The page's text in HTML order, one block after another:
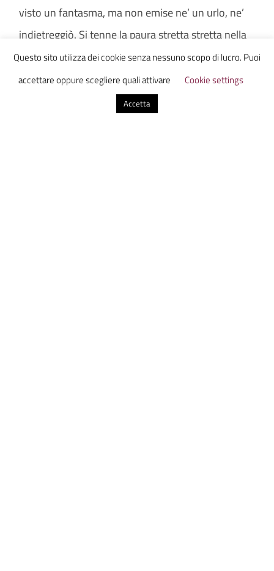
visto un fantasma, ma non emise ne’ un urlo, ne’
indietreggiò. Si tenne la paura stretta stretta nella
sua mente. Corse nella cucina dove la madre e
Cindy, la moglie di suo fratello, chiacchieravano
allegramente. Non disse nulla, cercava solo di
Questo sito utilizza dei cookie senza nessuno scopo di lucro. Puoi
accettare oppure scegliere quali attivare
Cookie settings
Accetta